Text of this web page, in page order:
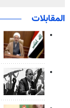
المقابلات